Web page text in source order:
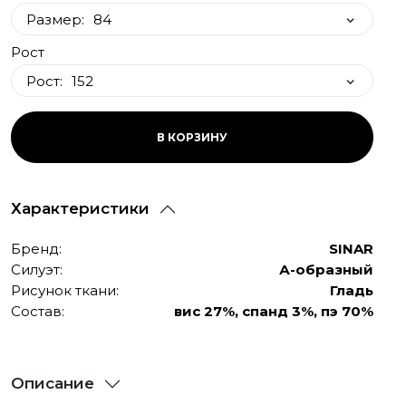
Размер:
84
84
Рост
Рост: 152
В КОРЗИНУ
Характеристики
Бренд:
SINAR
Силуэт:
А-образный
Рисунок ткани:
Гладь
Состав:
вис 27%, спанд 3%, пэ 70%
Описание